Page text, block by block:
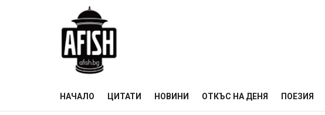
НАЧАЛО ЦИТАТИ НОВИНИ ОТКЪС НА ДЕНЯ ПОЕЗИЯ